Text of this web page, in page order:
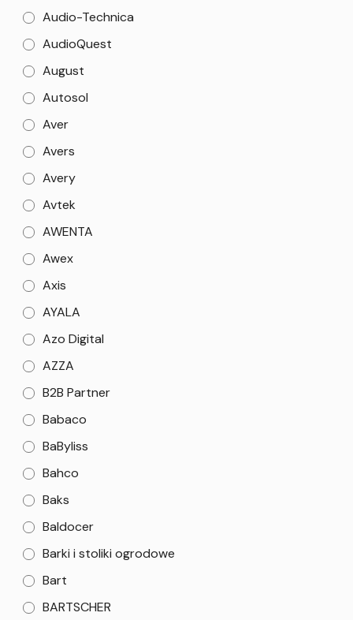
Audio-Technica
AudioQuest
August
Autosol
Aver
Avers
Avery
Avtek
AWENTA
Awex
Axis
AYALA
Azo Digital
AZZA
B2B Partner
Babaco
BaByliss
Bahco
Baks
Baldocer
Barki i stoliki ogrodowe
Bart
BARTSCHER